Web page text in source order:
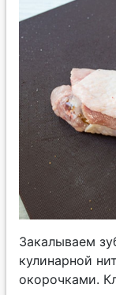
Закалываем
кулинарной
окорочками.